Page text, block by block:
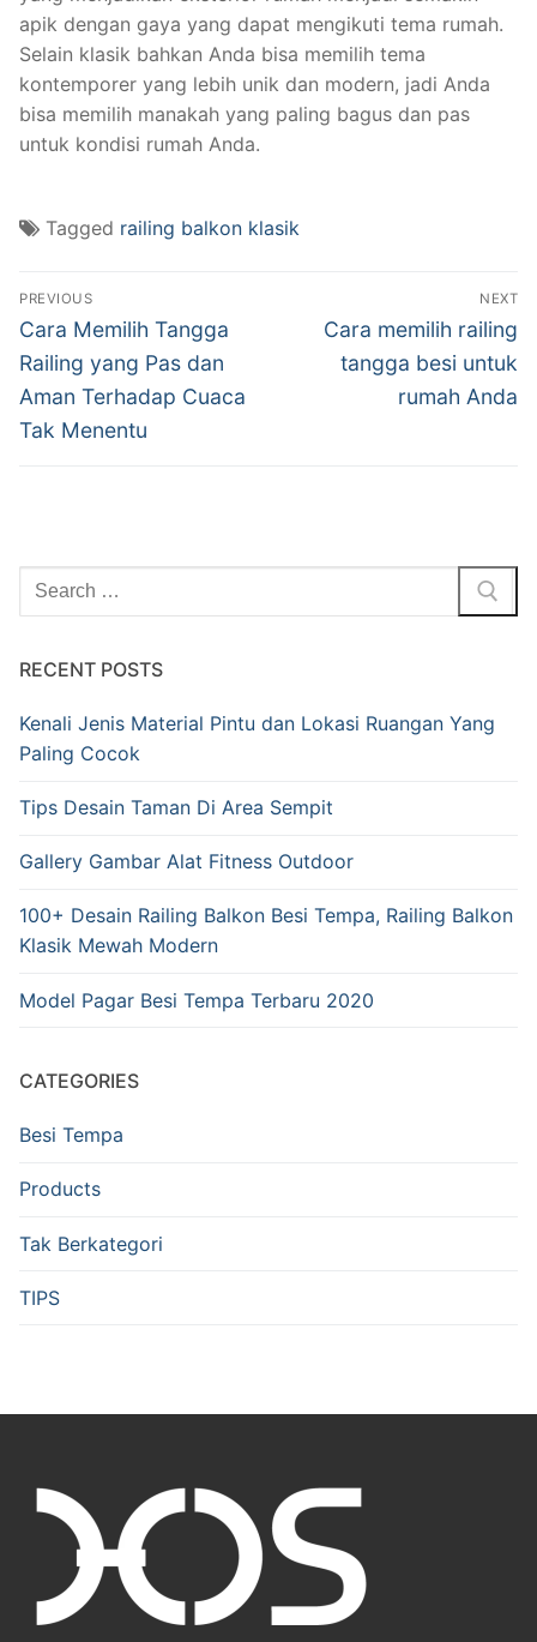
apik dengan gaya yang dapat mengikuti tema rumah.
Selain klasik bahkan Anda bisa memilih tema
kontemporer yang lebih unik dan modern, jadi Anda
bisa memilih manakah yang paling bagus dan pas
untuk kondisi rumah Anda.
Tagged railing balkon klasik
Post
navigation
PREVIOUS
Previous
post:
Cara Memilih Tangga
Railing yang Pas dan
Aman Terhadap Cuaca
Tak Menentu
NEXT
Next
post:
Cara memilih railing
tangga besi untuk
rumah Anda
Search
for:
RECENT POSTS
Kenali Jenis Material Pintu dan Lokasi Ruangan Yang
Paling Cocok
Tips Desain Taman Di Area Sempit
Gallery Gambar Alat Fitness Outdoor
100+ Desain Railing Balkon Besi Tempa, Railing Balkon
Klasik Mewah Modern
Model Pagar Besi Tempa Terbaru 2020
CATEGORIES
Besi Tempa
Products
Tak Berkategori
TIPS